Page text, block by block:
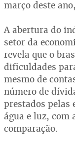
março deste
A abertura do
setor da
revela que o
dificuldades
mesmo de
número de
prestados pelas
água e luz, com
comparação.